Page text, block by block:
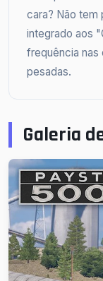
cara? Não tem
integrado aos
frequência
pesadas.
Galeria